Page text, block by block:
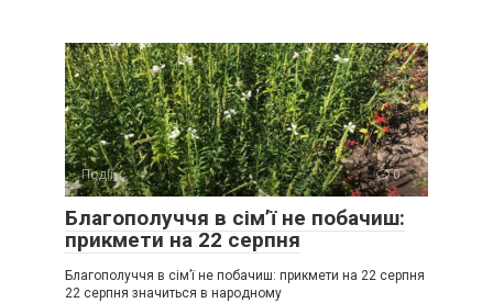
Події 0
Благополуччя в сім’ї не побачиш:
прикмети на 22 серпня
Благополуччя в сім’ї не побачиш: прикмети на 22 серпня
22 серпня значиться в народному